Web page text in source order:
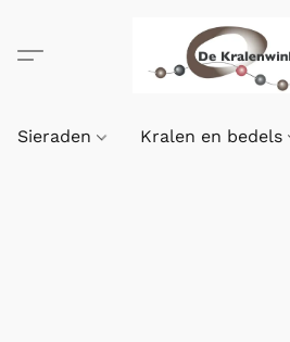
Sieraden Kralen en bedels